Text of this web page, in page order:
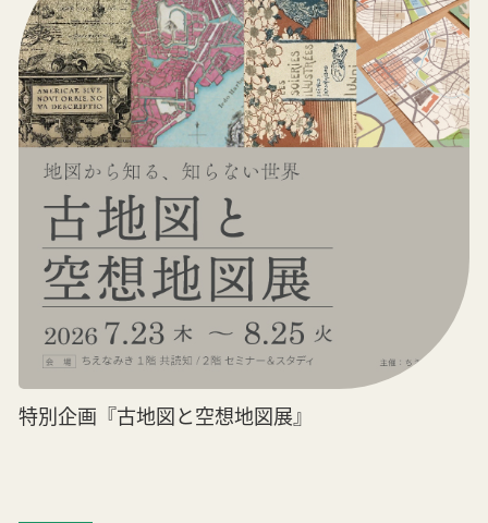
特別企画『古地図と空想地図展』